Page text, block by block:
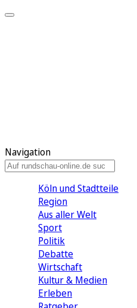
Navigation
Köln und Stadtteile
Region
Aus aller Welt
Sport
Politik
Debatte
Wirtschaft
Kultur & Medien
Erleben